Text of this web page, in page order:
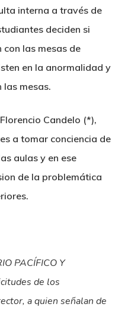
interna a través de
deciden si
las mesas de
en la anormalidad y
las mesas.
Candelo (*),
a tomar conciencia de
aulas y en ese
de la problemática
PACÍFICO Y
de los
a quien señalan de